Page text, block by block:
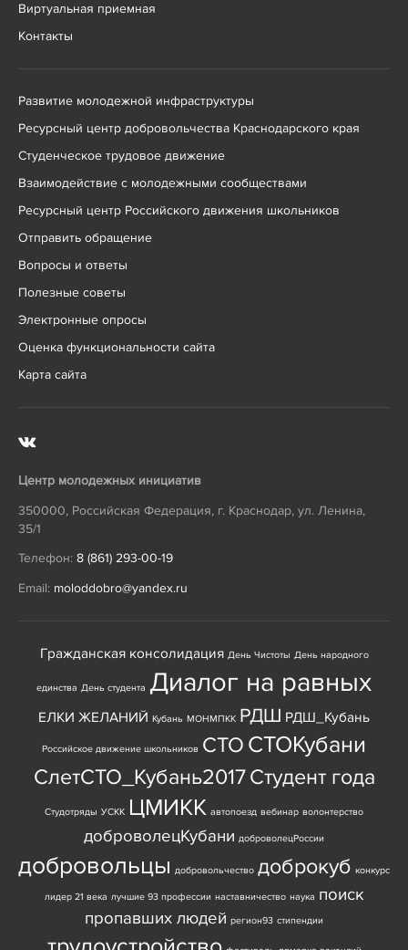
Виртуальная приемная
Контакты
Развитие молодежной инфраструктуры
Ресурсный центр добровольчества Краснодарского края
Студенческое трудовое движение
Взаимодействие с молодежными сообществами
Ресурсный центр Российского движения школьников
Отправить обращение
Вопросы и ответы
Полезные советы
Электронные опросы
Оценка функциональности сайта
Карта сайта
Центр молодежных инициатив
350000, Российская Федерация, г. Краснодар, ул. Ленина,
35/1
Телефон: 8 (861) 293-00-19
Email: moloddobro@yandex.ru
Гражданская консолидация День Чистоты День народного
единства День студента Диалог на равных
ЕЛКИ ЖЕЛАНИЙ Кубань МОНМПКК РДШ РДШ_Кубань
Российское движение школьников СТО СТОКубани
СлетСТО_Кубань2017Студент года
Студотряды УСКК ЦМИКК автопоезд вебинар волонтерство
доброволецКубани доброволецРоссии
добровольцы добровольчество доброкуб конкурс
лидер 21 века лучшие 93 профессии наставничество наука поиск
пропавших людей регион93 стипендии